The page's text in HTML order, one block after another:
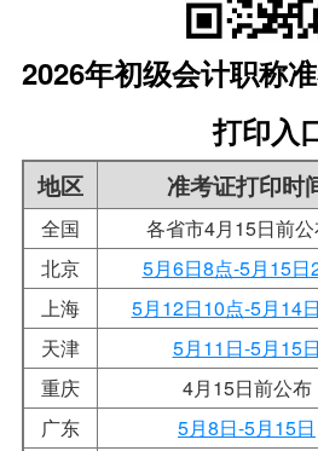
2026年初级会计职称
打印入
地区 准考证打印时
全国
各省市4月15日前
北京
5月6日8点-5月15日
上海
5月12日10点-5月14
天津
5月11日-5月15日
重庆
4月15日前公布
广东
5月8日-5月15日